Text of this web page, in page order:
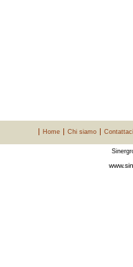
Home Chi siamo Contattaci